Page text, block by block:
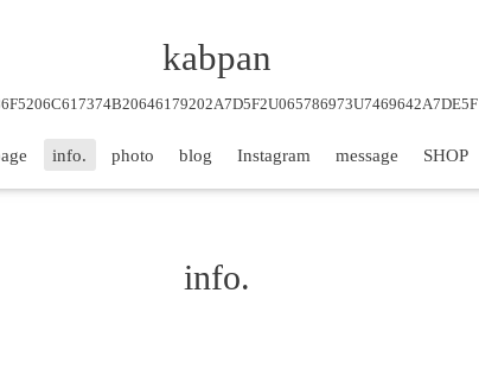
kabpan
info. photo blog Instagram message SHOP
info.